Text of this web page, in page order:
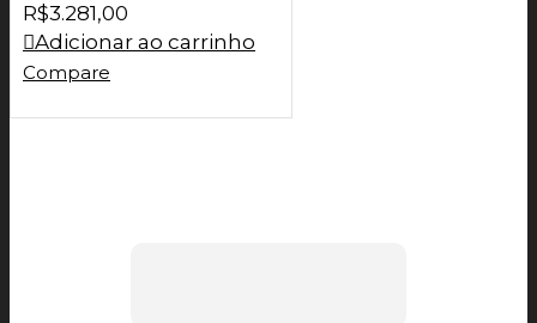
R$3.281,00
Adicionar ao carrinho
Compare